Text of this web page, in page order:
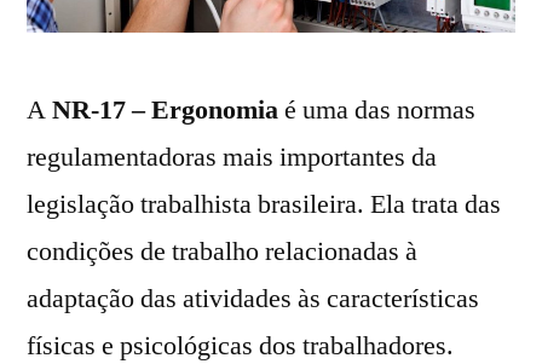
ANR-17 – Ergonomiaé uma das normas
regulamentadoras mais importantes da
legislação trabalhista brasileira. Ela trata das
condições de trabalho relacionadas à
adaptação das atividades às características
físicas e psicológicas dos trabalhadores.